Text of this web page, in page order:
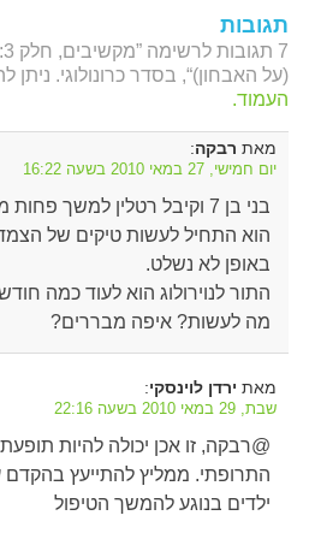
תגובות
(על האבחון)“, בסדר כרונולוגי. ניתן
העמוד.
מאת רבקה:
יום חמישי, 27 במאי 2010 בשעה 16:22
בני בן 7 וקיבל רטלין למשך פחות מחודש.
באופן לא נשלט.
התור לנוירולוג הוא לעוד כמה
מה לעשות? איפה מבררים?
מאת ירדן לוינסקי:
שבת, 29 במאי 2010 בשעה 22:16
@רבקה, זו אכן יכולה להיות
התרופתי. ממליץ להתייעץ בהקדם
ילדים בנוגע להמשך הטיפול